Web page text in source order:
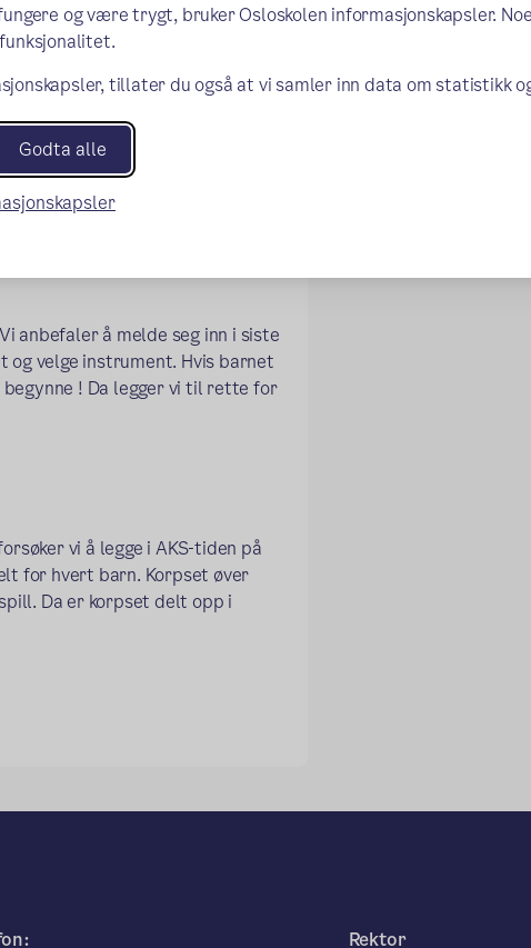
og være trygt, bruker Osloskolen informasjonskapsler.
tillater du også at vi samler inn data om statistikk
Godta alle
anbefaler å melde seg inn i siste
velge instrument. Hvis barnet
! Da legger vi til rette for
vi å legge i AKS-tiden på
for hvert barn. Korpset øver
Da er korpset delt opp i
Rektor